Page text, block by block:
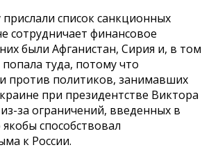
список санкционных
сотрудничает финансовое
были Афганистан, Сирия и, в том
туда, потому что
против политиков, занимавших
при президентстве Виктора
за ограничений, введенных в
способствовал
к России.